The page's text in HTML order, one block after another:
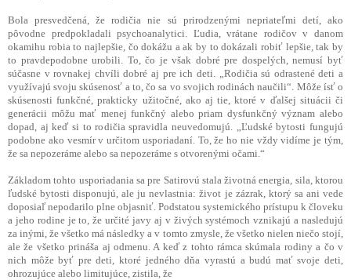
Bola presvedčená, že rodičia nie sú prirodzenými nepriateľmi detí, ako
pôvodne predpokladali psychoanalytici. Ľudia, vrátane rodičov v danom
okamihu robia to najlepšie, čo dokážu a ak by to dokázali robiť lepšie, tak by
to pravdepodobne urobili. To, čo je však dobré pre dospelých, nemusí byť
súčasne v rovnakej chvíli dobré aj pre ich deti. „Rodičia sú odrastené deti a
využívajú svoju skúsenosť a to, čo sa vo svojich rodinách naučili“. Môže ísť o
skúsenosti funkčné, prakticky užitočné, ako aj tie, ktoré v ďalšej situácii či
generácii môžu mať menej funkčný alebo priam dysfunkčný význam alebo
dopad, aj keď si to rodičia spravidla neuvedomujú. „Ľudské bytosti fungujú
podobne ako vesmír v určitom usporiadaní. To, že ho nie vždy vidíme je tým,
že sa nepozeráme alebo sa nepozeráme s otvorenými očami.“
Základom tohto usporiadania sa pre Satirovú stala životná energia, sila, ktorou
ľudské bytosti disponujú, ale ju nevlastnia: život je zázrak, ktorý sa ani vede
doposiaľ nepodarilo plne objasniť. Podstatou systemického prístupu k človeku
a jeho rodine je to, že určité javy aj v živých systémoch vznikajú a nasledujú
za inými, že všetko má následky a v tomto zmysle, že všetko nielen niečo stojí,
ale že všetko prináša aj odmenu. A keď z tohto rámca skúmala rodiny a čo v
nich môže byť pre deti, ktoré jedného dňa vyrastú a budú mať svoje deti,
ohrozujúce alebo limitujúce, zistila, že